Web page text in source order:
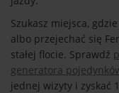
Szukasz miejsca,
albo przejechać się
stałej flocie. Sprawdź
generatora
jednej wizyty i zyskać